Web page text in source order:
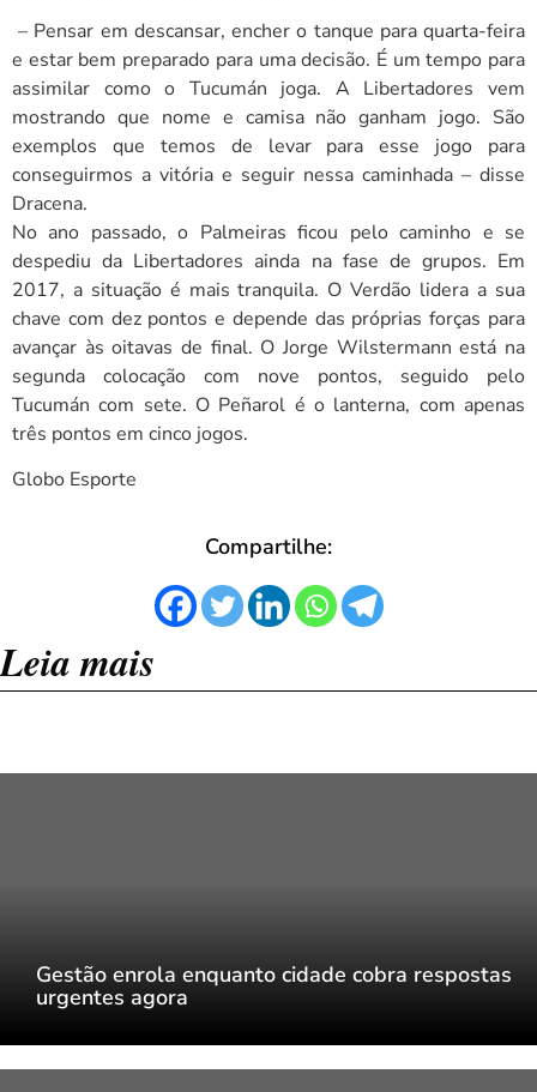
– Pensar em descansar, encher o tanque para quarta-feira
e estar bem preparado para uma decisão. É um tempo para
assimilar como o Tucumán joga. A Libertadores vem
mostrando que nome e camisa não ganham jogo. São
exemplos que temos de levar para esse jogo para
conseguirmos a vitória e seguir nessa caminhada – disse
Dracena.
No ano passado, o Palmeiras ficou pelo caminho e se
despediu da Libertadores ainda na fase de grupos. Em
2017, a situação é mais tranquila. O Verdão lidera a sua
chave com dez pontos e depende das próprias forças para
avançar às oitavas de final. O Jorge Wilstermann está na
segunda colocação com nove pontos, seguido pelo
Tucumán com sete. O Peñarol é o lanterna, com apenas
três pontos em cinco jogos.
Globo Esporte
Compartilhe:
Leia mais
Gestão enrola enquanto cidade cobra respostas
urgentes agora